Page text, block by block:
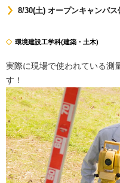
8/30(土) オープンキャンパス
環境建設工学科(建築・土木)
実際に現場で使われている測
す！